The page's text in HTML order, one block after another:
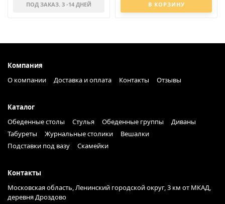
ПОД ЗАКАЗ. 3 -14 ДНЕЙ В КОРЗИНУ
Компания
О компании
Доставка и оплата Контакты Отзывы
Каталог
Обеденные столы
Стулья Обеденные группы
Диваны
Табуреты
Журнальные столики
Вешалки
Подставки под вазу
Скамейки
Контакты
Московская область, Ленинский городской округ, 3 км от МКАД,
деревня Дроздово